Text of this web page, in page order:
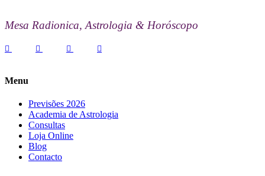
Mesa Radionica, Astrologia & Horóscopo
Menu
Previsões 2026
Academia de Astrologia
Consultas
Loja Online
Blog
Contacto